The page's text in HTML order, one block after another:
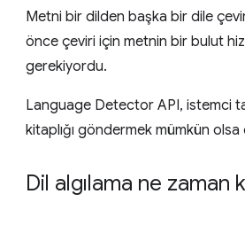
Metni bir dilden başka bir dile
önce çeviri için metnin bir bulut
gerekiyordu.
Language Detector API, istemci
kitaplığı göndermek mümkün
Dil algılama ne zaman